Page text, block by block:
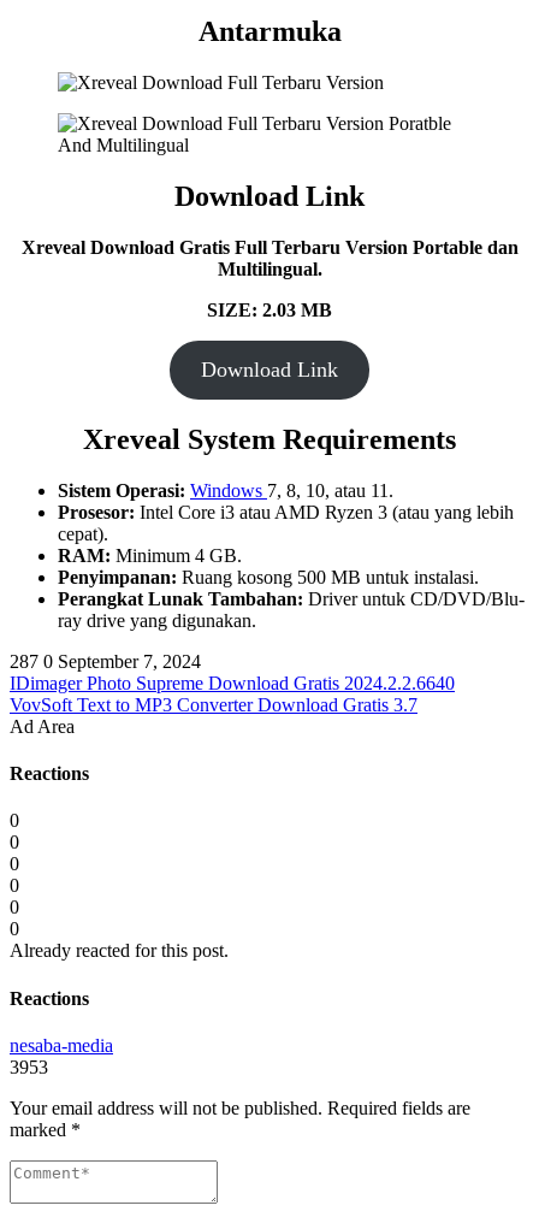
Antarmuka
Download Link
Xreveal Download Gratis Full Terbaru Version Portable dan
Multilingual.
SIZE: 2.03 MB
Download Link
Xreveal System Requirements
Sistem Operasi: Windows 7, 8, 10, atau 11.
Prosesor: Intel Core i3 atau AMD Ryzen 3 (atau yang lebih
cepat).
RAM: Minimum 4 GB.
Penyimpanan: Ruang kosong 500 MB untuk instalasi.
Perangkat Lunak Tambahan: Driver untuk CD/DVD/Blu-
ray drive yang digunakan.
287 0 September 7, 2024
IDimager Photo Supreme Download Gratis 2024.2.2.6640
VovSoft Text to MP3 Converter Download Gratis 3.7
Ad Area
Reactions
0
0
0
0
0
0
Already reacted for this post.
Reactions
nesaba-media
3953
Your email address will not be published. Required fields are
marked *